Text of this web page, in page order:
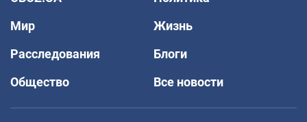
Мир
Жизнь
Расследования
Блоги
Общество
Все новости